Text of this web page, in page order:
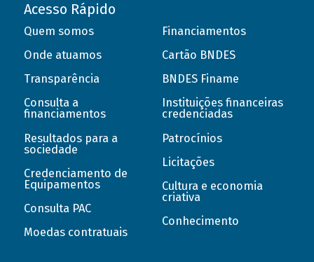
Acesso Rápido
Quem somos
Onde atuamos
Transparência
Consulta a
financiamentos
Resultados para a
sociedade
Credenciamento de
Equipamentos
Consulta PAC
Moedas contratuais
Financiamentos
Cartão BNDES
BNDES Finame
Instituições financeiras
credenciadas
Patrocínios
Licitações
Cultura e economia
criativa
Conhecimento